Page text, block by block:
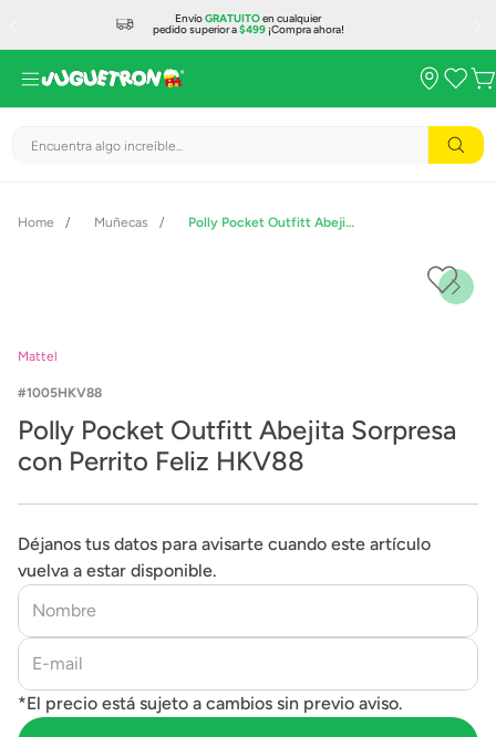
EnvíoGRATUITOen cualquier
pedido superior a$499¡Compra ahora!
Encuentra algo increíble...
Muñecas Polly Pocket Outfitt Abejita Sorpresa con Perrito Feliz HKV88
Mattel
1005HKV88
Polly Pocket Outfitt Abejita Sorpresa
con Perrito Feliz HKV88
Déjanos tus datos para avisarte cuando este artículo
vuelva a estar disponible.